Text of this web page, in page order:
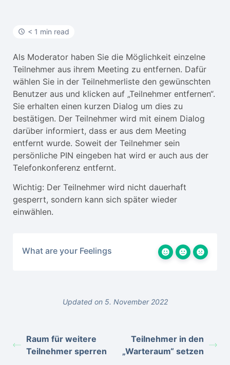
< 1 min read
Als Moderator haben Sie die Möglichkeit einzelne
Teilnehmer aus ihrem Meeting zu entfernen. Dafür
wählen Sie in der Teilnehmerliste den gewünschten
Benutzer aus und klicken auf „Teilnehmer entfernen“.
Sie erhalten einen kurzen Dialog um dies zu
bestätigen. Der Teilnehmer wird mit einem Dialog
darüber informiert, dass er aus dem Meeting
entfernt wurde. Soweit der Teilnehmer sein
persönliche PIN eingeben hat wird er auch aus der
Telefonkonferenz entfernt.
Wichtig: Der Teilnehmer wird nicht dauerhaft
gesperrt, sondern kann sich später wieder
einwählen.
What are your Feelings
Updated on 5. November 2022
Raum für weitere
Teilnehmer sperren
Teilnehmer in den
„Warteraum“ setzen